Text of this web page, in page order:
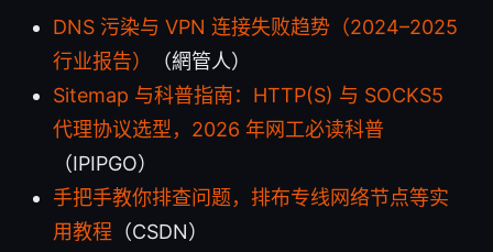
DNS 污染与 VPN 连接失败趋势（2024–2025
行业报告）
（網管人）
Sitemap 与科普指南：HTTP(S) 与 SOCKS5
代理协议选型，2026 年网工必读科普
（IPIPGO）
手把手教你排查问题，排布专线网络节点等实
用教程 （CSDN）